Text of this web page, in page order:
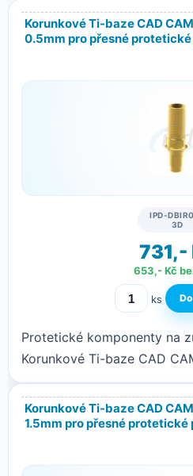
Plně
se systémem
od 0°-
estetiku
práce.
kvalita od osvědčených
výrobců
Korunkové Ti-baze CAD
0.5mm pro přesné
IPD-
3D
731,-
653,- Kč
ks
Protetické komponenty na
Korunkové Ti-baze CAD
Korunkové Ti-baze CAD
1.5mm pro přesné protetické